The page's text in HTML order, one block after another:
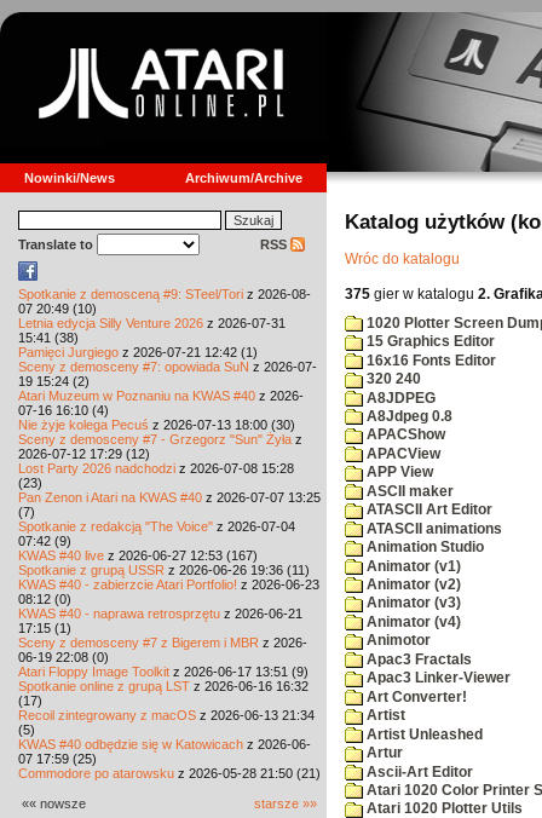
Nowinki/News Archiwum/Archive
Translate to RSS
Spotkanie z demosceną #9: STeel/Tori z 2026-08-
07 20:49 (10)
Letnia edycja Silly Venture 2026 z 2026-07-31
15:41 (38)
Pamięci Jurgiego z 2026-07-21 12:42 (1)
Sceny z demosceny #7: opowiada SuN z 2026-07-
19 15:24 (2)
Atari Muzeum w Poznaniu na KWAS #40 z 2026-
07-16 16:10 (4)
Nie żyje kolega Pecuś z 2026-07-13 18:00 (30)
Sceny z demosceny #7 - Grzegorz "Sun" Żyła z
2026-07-12 17:29 (12)
Lost Party 2026 nadchodzi z 2026-07-08 15:28
(23)
Pan Zenon i Atari na KWAS #40 z 2026-07-07 13:25
(7)
Spotkanie z redakcją "The Voice" z 2026-07-04
07:42 (9)
KWAS #40 live z 2026-06-27 12:53 (167)
Spotkanie z grupą USSR z 2026-06-26 19:36 (11)
KWAS #40 - zabierzcie Atari Portfolio! z 2026-06-23
08:12 (0)
KWAS #40 - naprawa retrosprzętu z 2026-06-21
17:15 (1)
Sceny z demosceny #7 z Bigerem i MBR z 2026-
06-19 22:08 (0)
Atari Floppy Image Toolkit z 2026-06-17 13:51 (9)
Spotkanie online z grupą LST z 2026-06-16 16:32
(17)
Recoil zintegrowany z macOS z 2026-06-13 21:34
(5)
KWAS #40 odbędzie się w Katowicach z 2026-06-
07 17:59 (25)
Commodore po atarowsku z 2026-05-28 21:50 (21)
«« nowsze starsze »»
Katalog użytków
Wróc do katalogu
375 gier w katalogu 2.
1020 Plotter Screen
15 Graphics Editor
16x16 Fonts Editor
320 240
A8JDPEG
A8Jdpeg 0.8
APACShow
APACView
APP View
ASCII maker
ATASCII Art Editor
ATASCII animations
Animation Studio
Animator (v1)
Animator (v2)
Animator (v3)
Animator (v4)
Animotor
Apac3 Fractals
Apac3 Linker-Viewer
Art Converter!
Artist
Artist Unleashed
Artur
Ascii-Art Editor
Atari 1020 Color Printer
Atari 1020 Plotter Utils